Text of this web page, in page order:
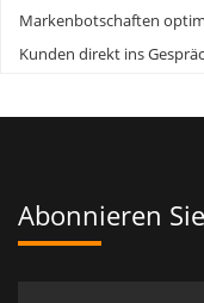
Markenbotschaften
Kunden direkt ins
Abonnieren